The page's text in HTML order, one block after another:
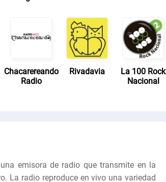
Chacarereando
Radio
Rivadavia
La 100 Rock
Nacional
emisora ​​de radio que transmite en la
La radio reproduce en vivo una variedad